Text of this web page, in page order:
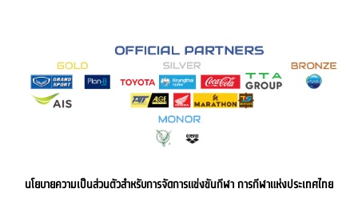
นโยบายความเป็นส่วนตัวสำหรับการจัดการแข่งขันกีฬา การกีฬาแห่งประเทศไทย